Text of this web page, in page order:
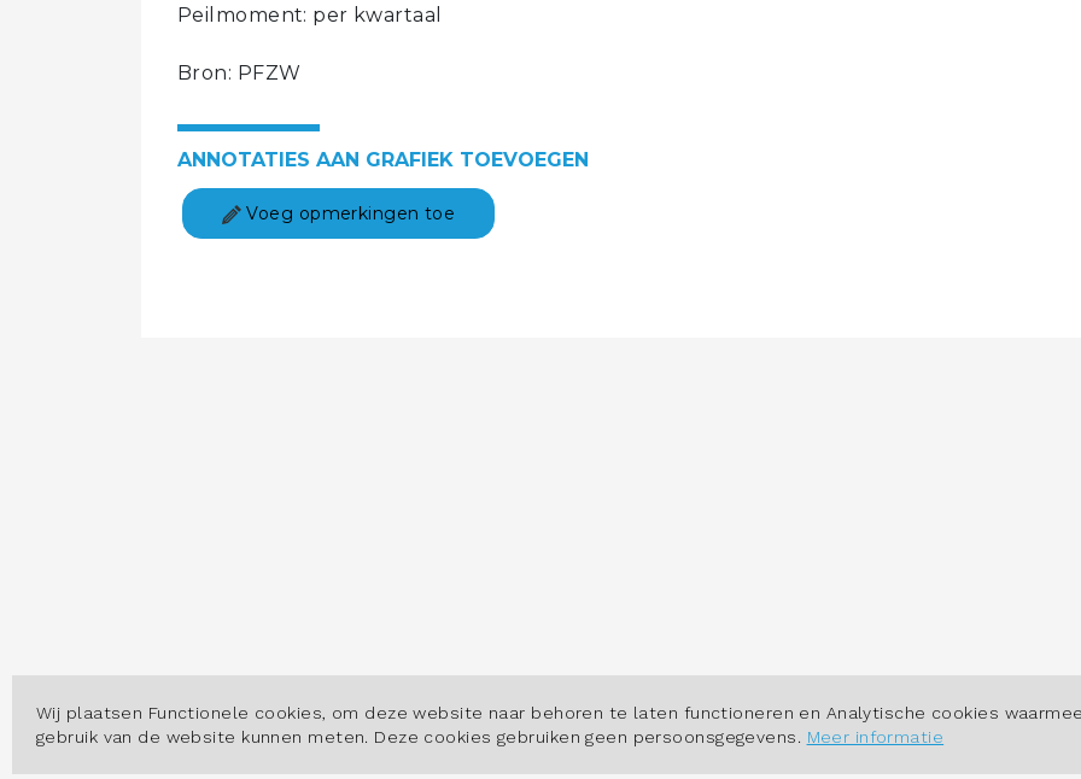
Wij plaatsen Functionele cookies, om deze website naar behoren te laten functioneren en Analytische cookies
gebruik van de website kunnen meten. Deze cookies gebruiken geen persoonsgegevens. Meer informatie
Peilmoment: per kwartaal
Bron: PFZW
ANNOTATIES AAN GRAFIEK TOEVOEGEN
Voeg opmerkingen toe